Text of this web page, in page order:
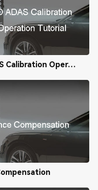
Honda 2018 ACCORD ADAS Calibration Operation Tutorial